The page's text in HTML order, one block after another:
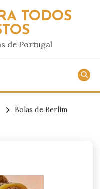
TODOS
de Portugal
Bolas de Berlim